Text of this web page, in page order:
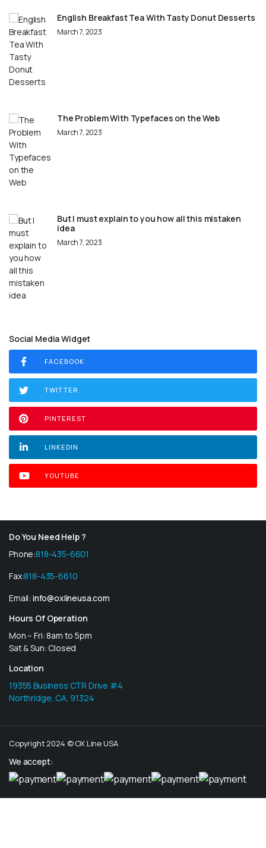
English Breakfast Tea With Tasty Donut Desserts
March 7, 2023
The Problem With Typefaces on the Web
March 7, 2023
But I must explain to you how all this mistaken
idea
March 7, 2023
Social Media Widget
FACEBOOK
TWITTER
PINTEREST
LINKEDIN
YOUTUBE
Do You Need Help ?
Phone:818-435-6601
Fax:818-435-6610
Email: info@oxlineusa.com
Hours Of Operation
Mon – Fri: 8am to 5pm
Sat & Sun: Closed
Location
19355 Business CTR Drive #4
Northridge, CA, 91324
Copyright 2024 © OX Line USA
We accept: